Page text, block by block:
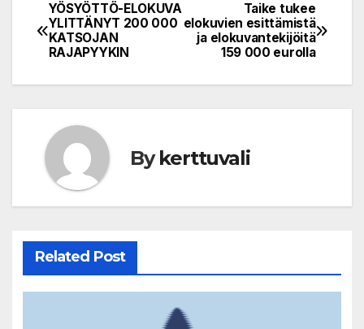
Post
navigation
Taike tukee
elokuvien esittämistä
ja elokuvantekijöitä
159 000 eurolla
YÖSYÖTTÖ-ELOKUVA
YLITTÄNYT 200 000
KATSOJAN
RAJAPYYKIN
Bykerttuvali
Related Post